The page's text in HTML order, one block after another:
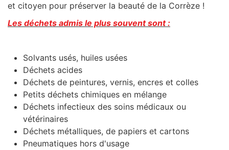
et citoyen pour préserver la beauté de la Corrèze !
Les déchets admis le plus souvent sont :
Solvants usés, huiles usées
Déchets acides
Déchets de peintures, vernis, encres et colles
Petits déchets chimiques en mélange
Déchets infectieux des soins médicaux ou
vétérinaires
Déchets métalliques, de papiers et cartons
Pneumatiques hors d'usage